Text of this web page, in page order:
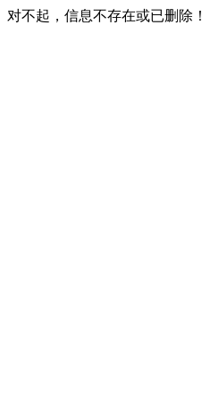
对不起，信息不存在或已删除！